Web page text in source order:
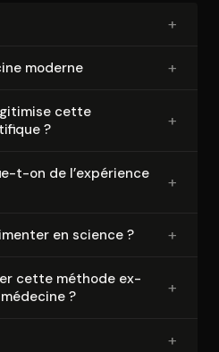
+
moderne +
cette
?
+
t-on de l’expérience
+
en science ? +
cette méthode ex­
?
+
+